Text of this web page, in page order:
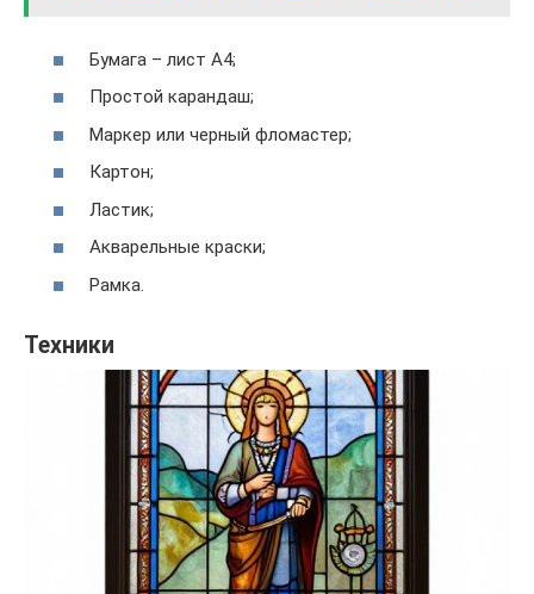
Бумага – лист А4;
Простой карандаш;
Маркер или черный фломастер;
Картон;
Ластик;
Акварельные краски;
Рамка.
Техники